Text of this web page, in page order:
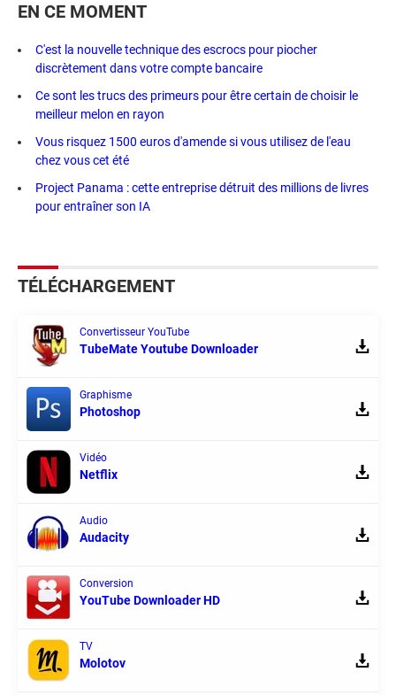
EN CE MOMENT
C'est la nouvelle technique des escrocs pour piocher
discrètement dans votre compte bancaire
Ce sont les trucs des primeurs pour être certain de choisir le
meilleur melon en rayon
Vous risquez 1500 euros d'amende si vous utilisez de l'eau
chez vous cet été
Project Panama : cette entreprise détruit des millions de livres
pour entraîner son IA
TÉLÉCHARGEMENT
Convertisseur YouTube
TubeMate Youtube Downloader
Graphisme
Photoshop
Vidéo
Netflix
Audio
Audacity
Conversion
YouTube Downloader HD
TV
Molotov